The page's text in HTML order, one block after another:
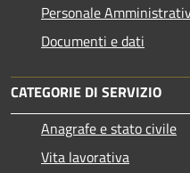
Personale
Documenti e dati
CATEGORIE DI SERVIZIO
Anagrafe e stato civile
Vita lavorativa